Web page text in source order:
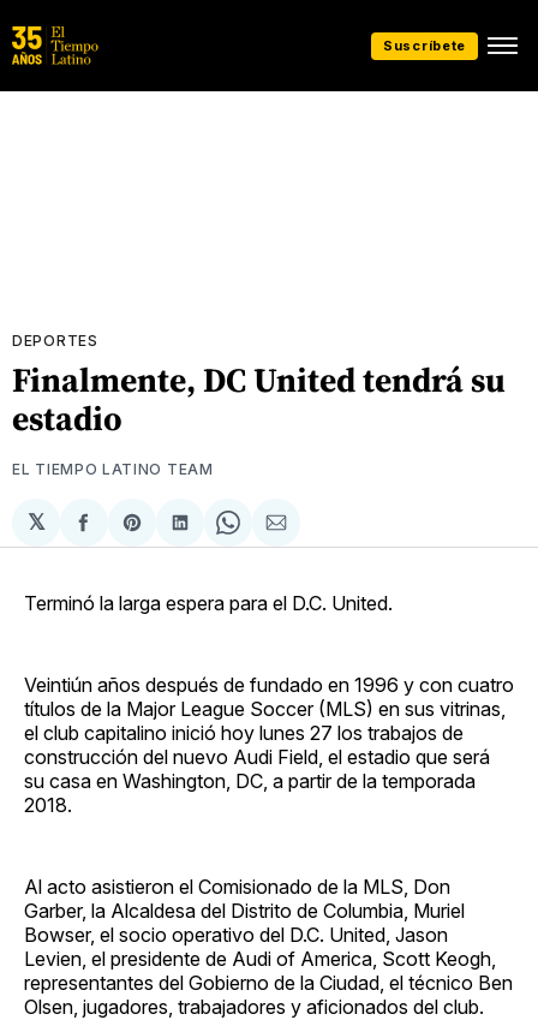
Suscríbete
DEPORTES
Finalmente, DC United tendrá su
estadio
EL TIEMPO LATINO TEAM
𝕏
Compartir
en
Share
on
Compartir
en
Share
on
Compartir
via
Terminó la larga espera para el D.C. United.
Veintiún años después de fundado en 1996 y con cuatro
títulos de la Major League Soccer (MLS) en sus vitrinas,
el club capitalino inició hoy lunes 27 los trabajos de
construcción del nuevo Audi Field, el estadio que será
su casa en Washington, DC, a partir de la temporada
2018.
Al acto asistieron el Comisionado de la MLS, Don
Garber, la Alcaldesa del Distrito de Columbia, Muriel
Bowser, el socio operativo del D.C. United, Jason
Levien, el presidente de Audi of America, Scott Keogh,
representantes del Gobierno de la Ciudad, el técnico Ben
Olsen, jugadores, trabajadores y aficionados del club.